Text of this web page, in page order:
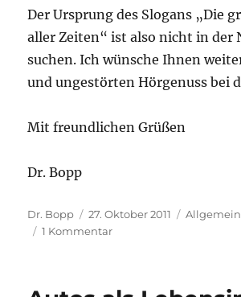
Der Ursprung des Slogans „Die
aller Zeiten“ ist also nicht in der
suchen. Ich wünsche Ihnen
und ungestörten Hörgenuss bei
Mit freundlichen Grüßen
Dr. Bopp
Autor
Dr. Bopp
Veröffentlicht
am
27. Oktober 2011 Kategorien
Allgemein
1 Kommentarzu